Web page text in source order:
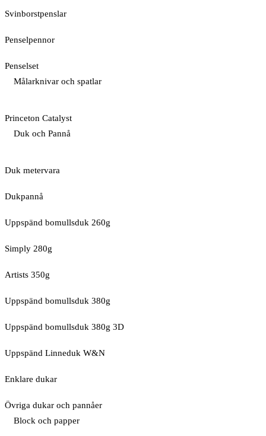
Svinborstpenslar
Penselpennor
Penselset
Målarknivar och spatlar
Princeton Catalyst
Duk och Pannå
Duk metervara
Dukpannå
Uppspänd bomullsduk 260g
Simply 280g
Artists 350g
Uppspänd bomullsduk 380g
Uppspänd bomullsduk 380g 3D
Uppspänd Linneduk W&N
Enklare dukar
Övriga dukar och pannåer
Block och papper